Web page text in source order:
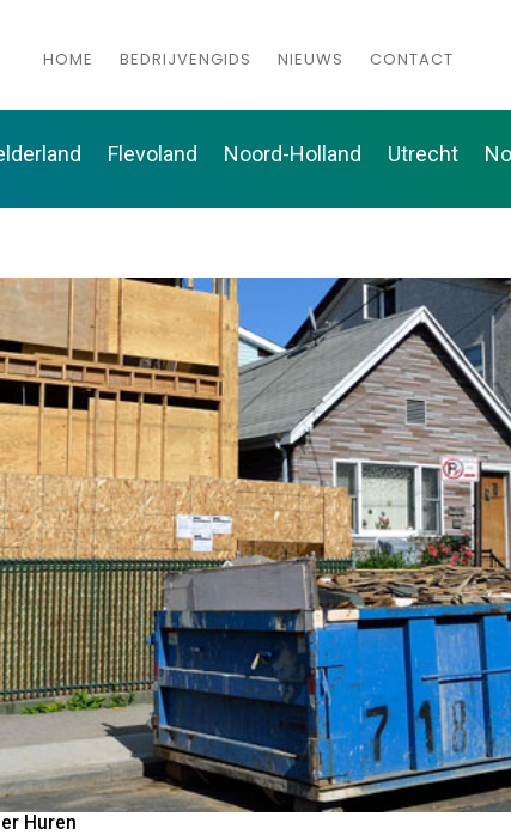
HOME BEDRIJVENGIDS NIEUWS CONTACT
Flevoland Noord-Holland Utrecht
Huren